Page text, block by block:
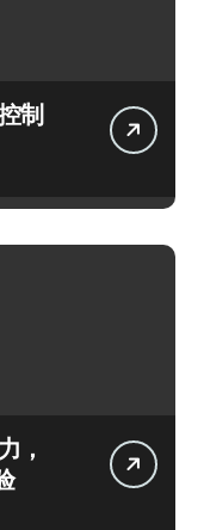
制
，